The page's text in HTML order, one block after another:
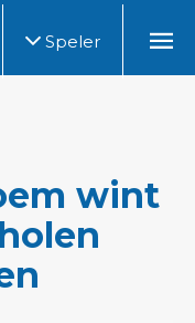
Speler
wint